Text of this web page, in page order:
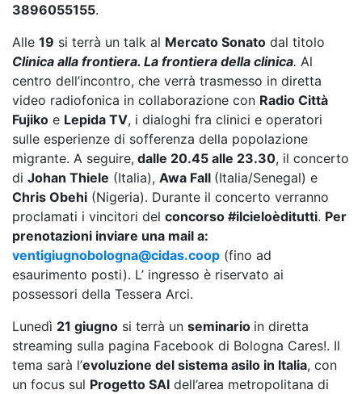
3896055155.
Alle 19 si terrà un talk al Mercato Sonato dal titolo
Clinica alla frontiera. La frontiera della clinica. Al
centro dell’incontro, che verrà trasmesso in diretta
video radiofonica in collaborazione con Radio Città
Fujiko e Lepida TV, i dialoghi fra clinici e operatori
sulle esperienze di sofferenza della popolazione
migrante. A seguire, dalle 20.45 alle 23.30, il concerto
di Johan Thiele (Italia), Awa Fall (Italia/Senegal) e
Chris Obehi (Nigeria). Durante il concerto verranno
proclamati i vincitori del concorso #ilcieloèditutti. Per
prenotazioni inviare una mail a:
ventigiugnobologna@cidas.coop (fino ad
esaurimento posti). L’ ingresso è riservato ai
possessori della Tessera Arci.
Lunedì 21 giugno si terrà un seminario in diretta
streaming sulla pagina Facebook di Bologna Cares!. Il
tema sarà l’evoluzione del sistema asilo in Italia, con
un focus sul Progetto SAI dell’area metropolitana di